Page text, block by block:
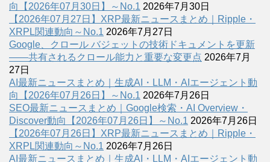
向【2026年07月30日】～No.1 2026年7月30日
【2026年07月27日】XRP最新ニュースまとめ｜Ripple・
XRPL関連動向～No.1 2026年7月27日
Google、クロール バジェットの技術ドキュメントを更新
――共有されるクロール能力と重要な変更点 2026年7月
27日
AI最新ニュースまとめ｜生成AI・LLM・AIエージェント動
向【2026年07月26日】～No.1 2026年7月26日
SEO最新ニュースまとめ｜Google検索・AI Overview・
Discover動向【2026年07月26日】～No.1 2026年7月26日
【2026年07月26日】XRP最新ニュースまとめ｜Ripple・
XRPL関連動向～No.1 2026年7月26日
AI最新ニュースまとめ｜生成AI・LLM・AIエージェント動